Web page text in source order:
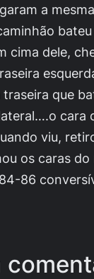
a
cima dele,
que
cara
viu,
os caras do
86